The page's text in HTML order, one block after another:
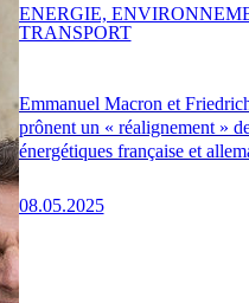
Emmanuel Macron et
prônent un « réalignement »
énergétiques française et
08.05.2025
ENERGIE,
TRANSPORT